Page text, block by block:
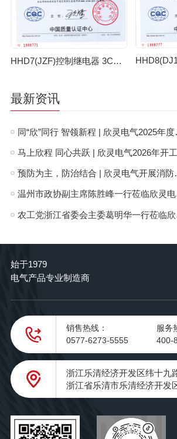
HHD7(JZF)控制继电器 3C证书【CCC】
最新资讯
同“欣”同行 智
预防为主，防
温州
始于1979
电气产品专业制造商
销售热线：
0577-6273-5555
服务
400-
浙江乐清经济开发区纬十九
浙江省乐清市乐清经济开发